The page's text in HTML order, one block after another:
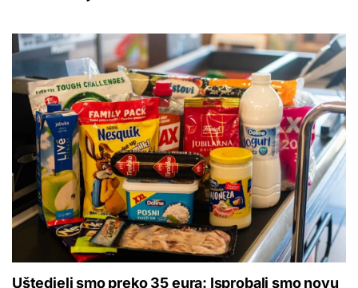
Uštedjeli smo preko 35 eura: Isprobali smo novu